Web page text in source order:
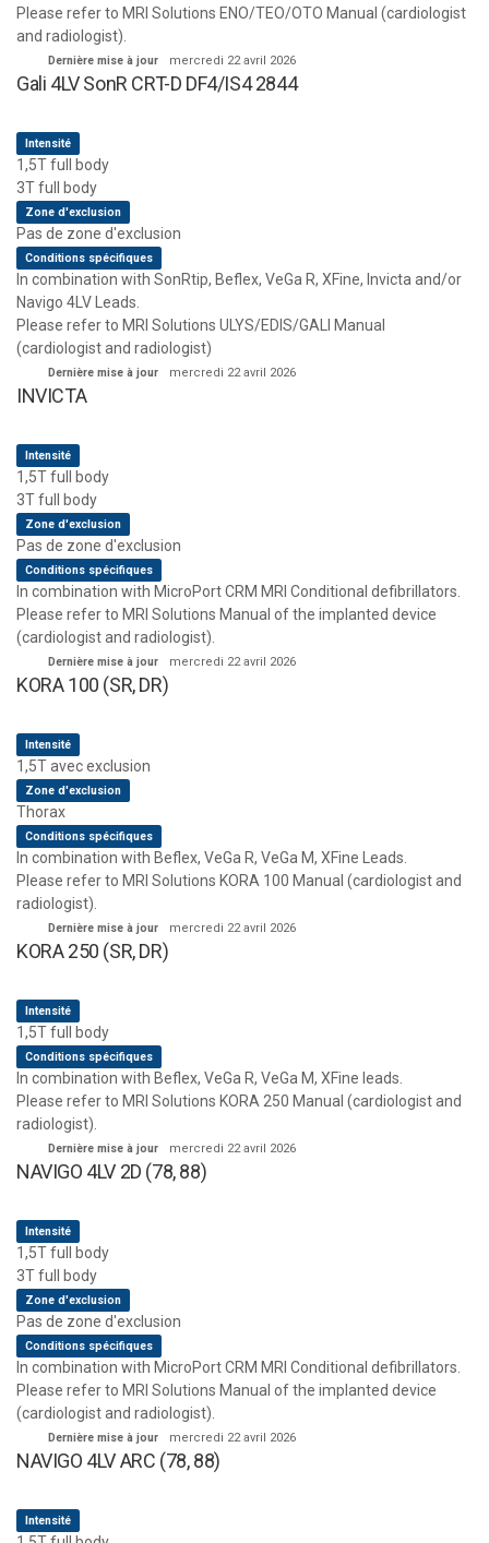
Please refer to MRI Solutions ENO/TEO/OTO Manual (cardiologist
and radiologist).
Dernière mise à jour mercredi 22 avril 2026
Gali 4LV SonR CRT-D DF4/IS4 2844
Intensité
1,5T full body
3T full body
Zone d'exclusion
Pas de zone d'exclusion
Conditions spécifiques
In combination with SonRtip, Beflex, VeGa R, XFine, Invicta and/or
Navigo 4LV Leads.
Please refer to MRI Solutions ULYS/EDIS/GALI Manual
(cardiologist and radiologist)
Dernière mise à jour mercredi 22 avril 2026
INVICTA
Intensité
1,5T full body
3T full body
Zone d'exclusion
Pas de zone d'exclusion
Conditions spécifiques
In combination with MicroPort CRM MRI Conditional defibrillators.
Please refer to MRI Solutions Manual of the implanted device
(cardiologist and radiologist).
Dernière mise à jour mercredi 22 avril 2026
KORA 100 (SR, DR)
Intensité
1,5T avec exclusion
Zone d'exclusion
Thorax
Conditions spécifiques
In combination with Beflex, VeGa R, VeGa M, XFine Leads.
Please refer to MRI Solutions KORA 100 Manual (cardiologist and
radiologist).
Dernière mise à jour mercredi 22 avril 2026
KORA 250 (SR, DR)
Intensité
1,5T full body
Conditions spécifiques
In combination with Beflex, VeGa R, VeGa M, XFine leads.
Please refer to MRI Solutions KORA 250 Manual (cardiologist and
radiologist).
Dernière mise à jour mercredi 22 avril 2026
NAVIGO 4LV 2D (78, 88)
Intensité
1,5T full body
3T full body
Zone d'exclusion
Pas de zone d'exclusion
Conditions spécifiques
In combination with MicroPort CRM MRI Conditional defibrillators.
Please refer to MRI Solutions Manual of the implanted device
(cardiologist and radiologist).
Dernière mise à jour mercredi 22 avril 2026
NAVIGO 4LV ARC (78, 88)
Intensité